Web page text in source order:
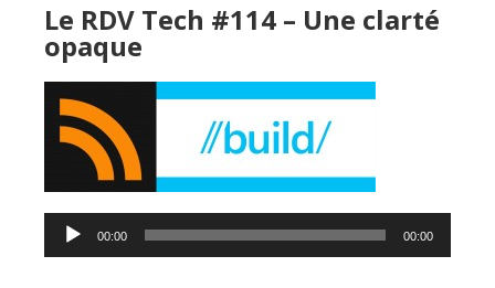
Le RDV Tech #114 – Une clarté
opaque
Lecteur
00:00 00:00